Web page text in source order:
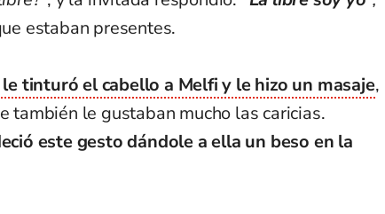
estaban presentes.
tinturó el cabello a Melfi y le hizo un masaje,
también le gustaban mucho las caricias.
este gesto dándole a ella un beso en la